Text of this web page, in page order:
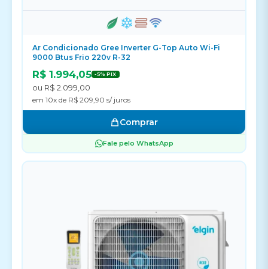
Ar Condicionado Gree Inverter G-Top Auto Wi-Fi
9000 Btus Frio 220v R-32
R$ 1.994,05 -5% PIX
ou R$ 2.099,00
em 10x de R$ 209,90 s/ juros
Comprar
Fale pelo WhatsApp